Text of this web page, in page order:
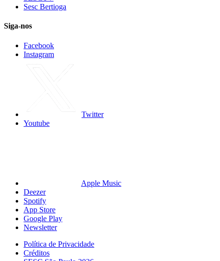
Sesc Bertioga
Siga-nos
Facebook
Instagram
Twitter
Youtube
Apple Music
Deezer
Spotify
App Store
Google Play
Newsletter
Política de Privacidade
Créditos